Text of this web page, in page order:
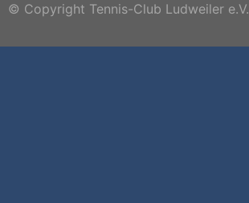
© Copyright Tennis-Club Ludweiler e.V.